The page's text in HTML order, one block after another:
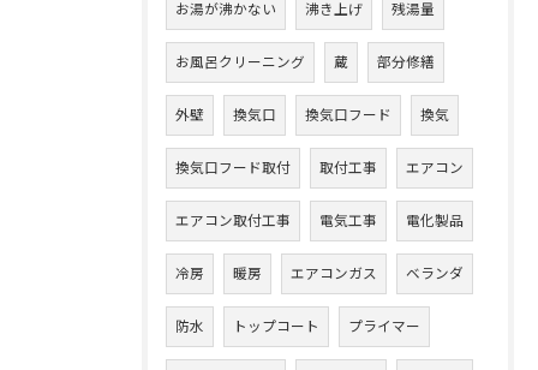
お湯が沸かない 沸き上げ 残湯量
お風呂クリーニング 蔵 部分修繕
外壁 換気口 換気口フード 換気
換気口フード取付 取付工事 エアコン
エアコン取付工事 電気工事 電化製品
冷房 暖房 エアコンガス ベランダ
防水 トップコート プライマー